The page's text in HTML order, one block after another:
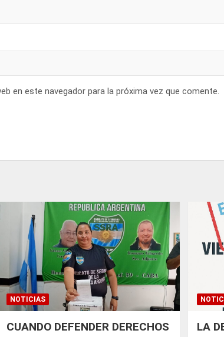
en este navegador para la próxima vez que comente.
NOTICIAS
CUANDO DEFENDER DERECHOS
LA